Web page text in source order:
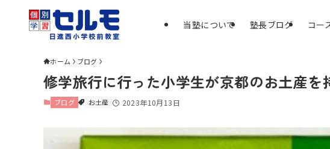
当塾について 塾長ブログ コー
ホーム ブログ
修学旅行に行った小学生が京都のお土産を
ブログ お土産 2023年10月13日